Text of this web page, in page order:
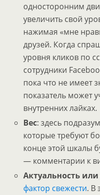
односторонним
увеличить свой
нажимая «мне
друзей. Когда
уровня кликов по
сотрудники
пока что не имеет
показатель может
внутренних лайках.
Вес: здесь
которые требуют
конце этой шкалы
— комментарии к
Актуальность
фактор свежести. В